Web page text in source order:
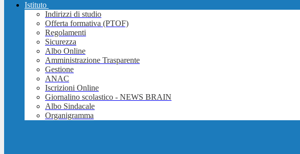
Istituto
Indirizzi di studio
Offerta formativa (PTOF)
Regolamenti
Sicurezza
Albo Online
Amministrazione Trasparente
Gestione
ANAC
Iscrizioni Online
Giornalino scolastico - NEWS BRAIN
Albo Sindacale
Organigramma